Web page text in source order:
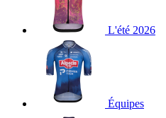
L'été 2026
Équipes